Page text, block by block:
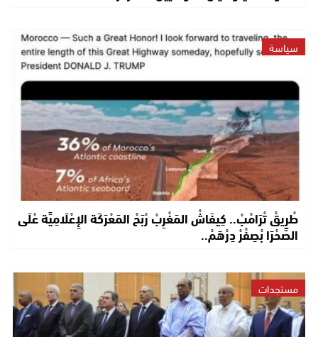
سياسة
طْرِيقْ تْرَامْبْ.. كِيفَاشْ المَغْرِبْ رْبَحْ المَعْرَكَة الإِعْلَامِيَّة عْلَى
الصَّحْرَا بْصِفْرْ دِرْهَمْ..
مستجدات